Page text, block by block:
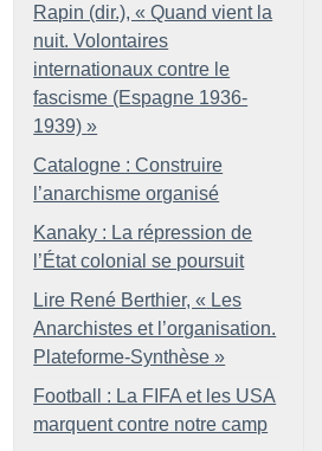
Rapin (dir.), « Quand vient la
nuit. Volontaires
internationaux contre le
fascisme (Espagne 1936-
1939) »
Catalogne : Construire
l’anarchisme organisé
Kanaky : La répression de
l’État colonial se poursuit
Lire René Berthier, « Les
Anarchistes et l’organisation.
Plateforme-Synthèse »
Football : La FIFA et les USA
marquent contre notre camp